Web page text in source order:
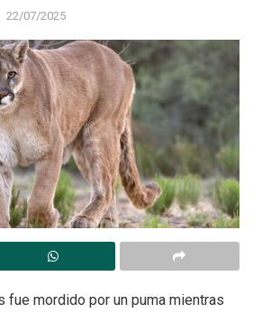
22/07/2025
fue mordido por un puma mientras